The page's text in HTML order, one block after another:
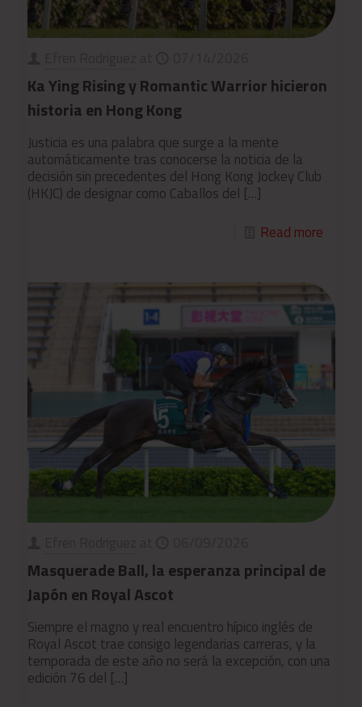
Ka Ying Rising y Romantic Warrior hicieron
historia en Hong Kong
Justicia es una palabra que surge a la mente
automáticamente tras conocerse la noticia de la
decisión sin precedentes del Hong Kong Jockey Club
(HKJC) de designar como Caballos del […]
Read more
Masquerade Ball, la esperanza principal de
Japón en Royal Ascot
Siempre el magno y real encuentro hípico inglés de
Royal Ascot trae consigo legendarias carreras, y la
temporada de este año no será la excepción, con una
edición 76 del […]